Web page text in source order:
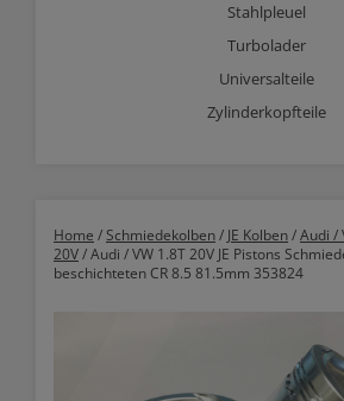
Stahlpleuel
Turbolader
Universalteile
Zylinderkopfteile
Home /Schmiedekolben/ JE Kolben/Audi /
20V/ Audi / VW 1.8T 20V JE Pistons
beschichteten CR 8.5 81.5mm 353824